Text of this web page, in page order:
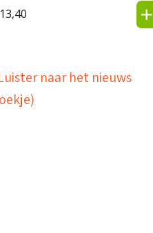
13,40